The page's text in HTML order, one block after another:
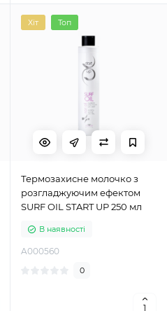
Хіт Топ
Термозахисне молочко з
розгладжуючим ефектом
SURF OIL START UP 250 мл
В наявності
A000560
0